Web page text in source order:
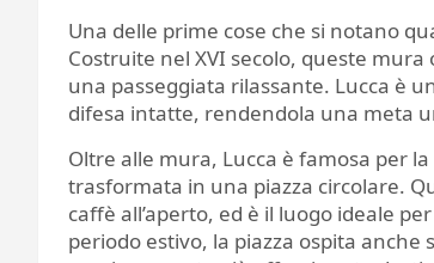
Una delle prime cose che si notano
Costruite nel XVI secolo, queste
una passeggiata rilassante. Lucca è
difesa intatte, rendendola una meta
Oltre alle mura, Lucca è famosa per
trasformata in una piazza circolare.
caffè all’aperto, ed è il luogo ideale
periodo estivo, la piazza ospita anche